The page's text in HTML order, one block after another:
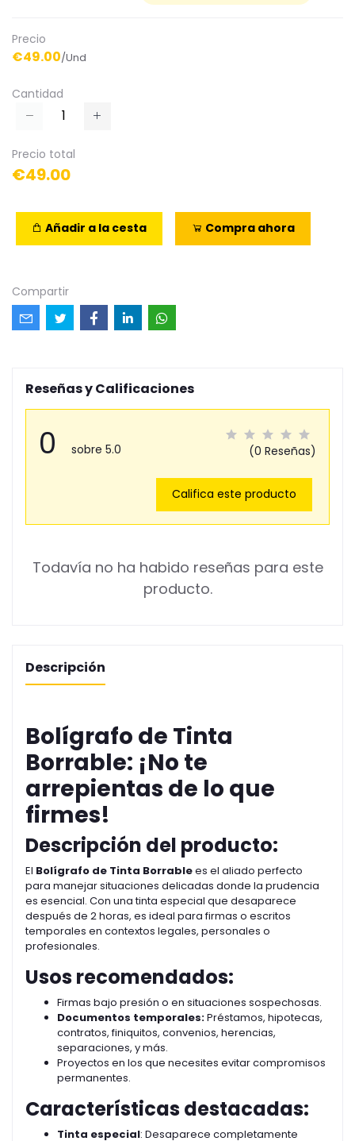
Precio
€49.00/Und
Cantidad
Precio total
€49.00
Añadir a la cesta Compra ahora
Compartir
Reseñas y Calificaciones
0 sobre 5.0 (0 Reseñas)
Califica este producto
Todavía no ha habido reseñas para este
producto.
Descripción
Bolígrafo de Tinta
Borrable: ¡No te
arrepientas de lo que
firmes!
Descripción del producto:
El Bolígrafo de Tinta Borrablees el aliado perfecto
para manejar situaciones delicadas donde la prudencia
es esencial. Con una tinta especial que desaparece
después de 2 horas, es ideal para firmas o escritos
temporales en contextos legales, personales o
profesionales.
Usos recomendados:
Firmas bajo presión o en situaciones sospechosas.
Documentos temporales:Préstamos, hipotecas,
contratos, finiquitos, convenios, herencias,
separaciones, y más.
Proyectos en los que necesites evitar compromisos
permanentes.
Características destacadas:
Tinta especial: Desaparece completamente